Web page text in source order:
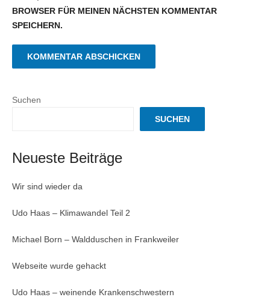
BROWSER FÜR MEINEN NÄCHSTEN KOMMENTAR
SPEICHERN.
Suchen
SUCHEN
Neueste Beiträge
Wir sind wieder da
Udo Haas – Klimawandel Teil 2
Michael Born – Waldduschen in Frankweiler
Webseite wurde gehackt
Udo Haas – weinende Krankenschwestern